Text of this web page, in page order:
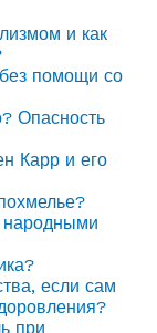
и как
без помощи со
Опасность
Карр и его
народными
если сам
при